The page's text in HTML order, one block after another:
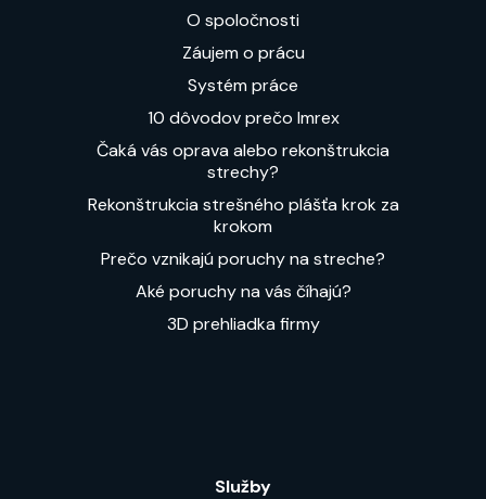
O spoločnosti
Záujem o prácu
Systém práce
10 dôvodov prečo Imrex
Čaká vás oprava alebo rekonštrukcia
strechy?
Rekonštrukcia strešného plášťa krok za
krokom
Prečo vznikajú poruchy na streche?
Aké poruchy na vás číhajú?
3D prehliadka firmy
Služby